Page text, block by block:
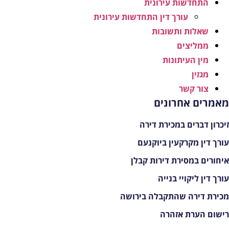
התחדשות עירונית
עורך דין התחדשות עירונית
שאלות ותשובות
ממליצים
מין העיתונות
מגזין
צור קשר
אחרונים
דברים במכירת דירה
דין מקרקעין ביוקנעם
במסירת דירות קבלן
דין ליקויי בנייה
דירה שהתקבלה בירושה
הערת אזהרה